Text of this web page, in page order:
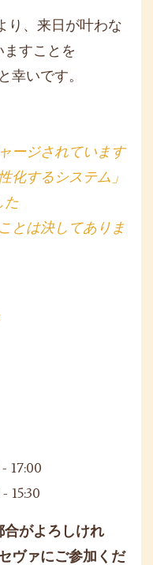
、 来日が叶わな
ますことを
幸いです。
ージされています
化するシステム」
た
とは決してありま
17:00
15:30
がよろしけれ
ヴァにご参加くだ